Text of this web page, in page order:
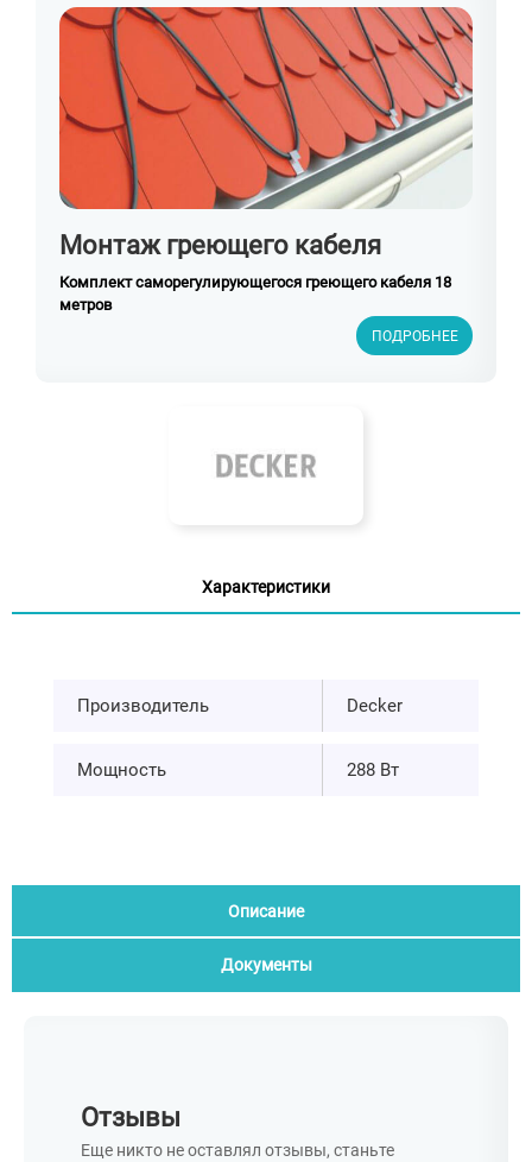
Монтаж греющего кабеля
Комплект саморегулирующегося греющего кабеля 18
метров
ПОДРОБНЕЕ
Характеристики
Производитель Decker
Мощность 288 Вт
Описание
Документы
Отзывы
Еще никто не оставлял отзывы, станьте